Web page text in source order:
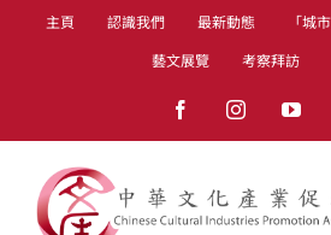
主頁 認識我們 最新動態 「城
藝文展覽
考察拜訪
FacebookInstagram